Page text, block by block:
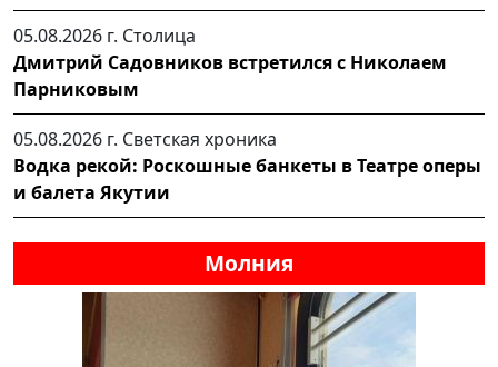
05.08.2026 г. Столица
Дмитрий Садовников встретился с Николаем
Парниковым
05.08.2026 г. Светская хроника
Водка рекой: Роскошные банкеты в Театре оперы
и балета Якутии
Молния